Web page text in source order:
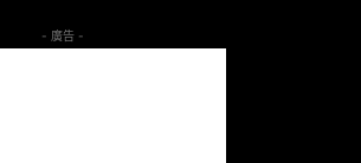
- 廣告 -